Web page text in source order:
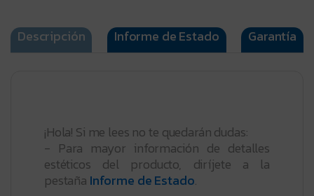
Descripción Informe de Estado Garantía
¡Hola! Si me lees no te quedarán dudas:
- Para mayor información de detalles
estéticos del producto, diríjete a la
pestaña Informe de Estado.